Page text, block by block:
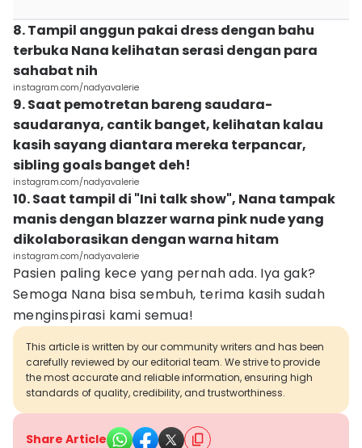
8. Tampil anggun pakai dress dengan bahu
terbuka Nana kelihatan serasi dengan para
sahabat nih
instagram.com/nadyavalerie
9. Saat pemotretan bareng saudara-
saudaranya, cantik banget, kelihatan kalau
kasih sayang diantara mereka terpancar,
sibling goals banget deh!
instagram.com/nadyavalerie
10. Saat tampil di "Ini talk show", Nana tampak
manis dengan blazzer warna pink nude yang
dikolaborasikan dengan warna hitam
instagram.com/nadyavalerie
Pasien paling kece yang pernah ada. Iya gak?
Semoga Nana bisa sembuh, terima kasih sudah
menginspirasi kami semua!
This article is written by our community writers and has been
carefully reviewed by our editorial team. We strive to provide
the most accurate and reliable information, ensuring high
standards of quality, credibility, and trustworthiness.
Share Article